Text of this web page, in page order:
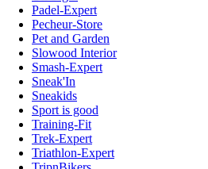
Padel-Expert
Pecheur-Store
Pet and Garden
Slowood Interior
Smash-Expert
Sneak'In
Sneakids
Sport is good
Training-Fit
Trek-Expert
Triathlon-Expert